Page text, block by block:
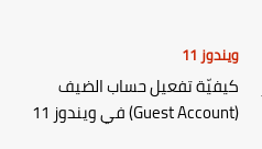
ويندوز 11
كيفيّة تفعيل حساب الضيف
(Guest Account) في ويندوز 11